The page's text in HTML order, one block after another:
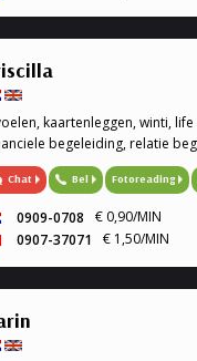
kaartenleggen, winti, life
begeleiding, relatie
Chat Bel Fotoreading
0909-0708
€ 0,90/MIN
0907-37071
€ 1,50/MIN